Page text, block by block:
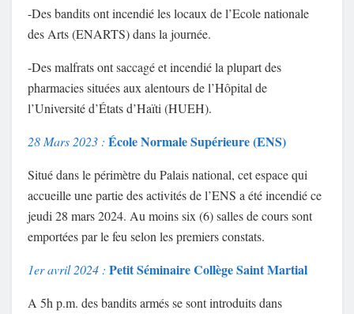
-Des bandits ont incendié les locaux de l’Ecole nationale
des Arts (ENARTS) dans la journée.
-Des malfrats ont saccagé et incendié la plupart des
pharmacies situées aux alentours de l’Hôpital de
l’Université d’États d’Haïti (HUEH).
28 Mars 2023 : École NormaleSupérieure (ENS)
Situé dans le périmètre du Palais national, cet espace qui
accueille une partie des activités de l’ENS a été incendié ce
jeudi 28 mars 2024. Au moins six (6) salles de cours sont
emportées par le feu selon les premiers constats.
1er avril 2024 : Petit Séminaire Collège Saint Martial
A 5h p.m. des bandits armés se sont introduits dans